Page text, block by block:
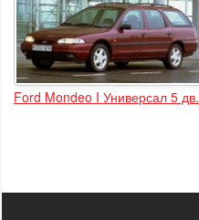
Ford Mondeo I Универсал 5 дв.